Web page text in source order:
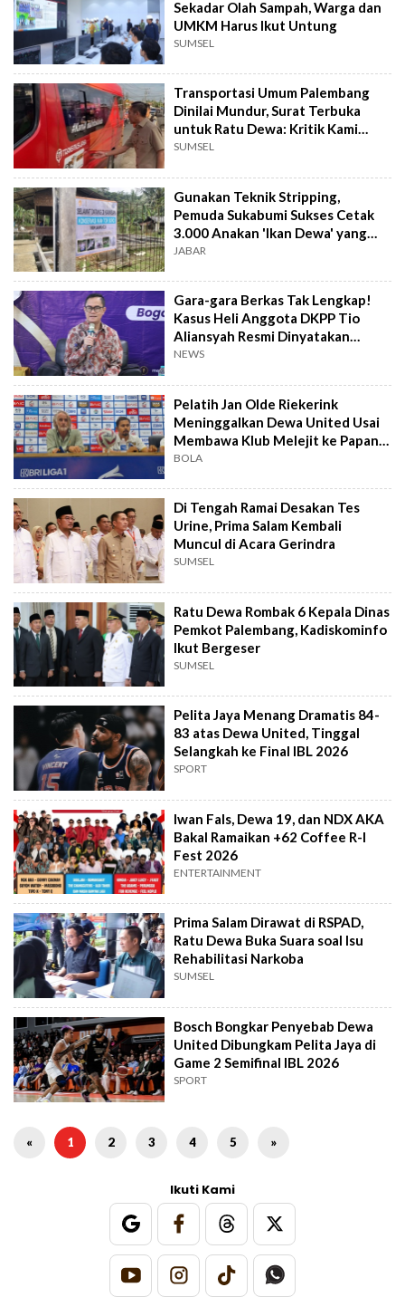
Sekadar Olah Sampah, Warga dan
UMKM Harus Ikut Untung
SUMSEL
Transportasi Umum Palembang
Dinilai Mundur, Surat Terbuka
untuk Ratu Dewa: Kritik Kami
Dibungkam
SUMSEL
Gunakan Teknik Stripping,
Pemuda Sukabumi Sukses Cetak
3.000 Anakan 'Ikan Dewa' yang
Langka
JABAR
Gara-gara Berkas Tak Lengkap!
Kasus Heli Anggota DKPP Tio
Aliansyah Resmi Dinyatakan
Gugur
NEWS
Pelatih Jan Olde Riekerink
Meninggalkan Dewa United Usai
Membawa Klub Melejit ke Papan
Atas
BOLA
Di Tengah Ramai Desakan Tes
Urine, Prima Salam Kembali
Muncul di Acara Gerindra
SUMSEL
Ratu Dewa Rombak 6 Kepala Dinas
Pemkot Palembang, Kadiskominfo
Ikut Bergeser
SUMSEL
Pelita Jaya Menang Dramatis 84-
83 atas Dewa United, Tinggal
Selangkah ke Final IBL 2026
SPORT
Iwan Fals, Dewa 19, dan NDX AKA
Bakal Ramaikan +62 Coffee R-I
Fest 2026
ENTERTAINMENT
Prima Salam Dirawat di RSPAD,
Ratu Dewa Buka Suara soal Isu
Rehabilitasi Narkoba
SUMSEL
Bosch Bongkar Penyebab Dewa
United Dibungkam Pelita Jaya di
Game 2 Semifinal IBL 2026
SPORT
« 1 2 3 4 5 »
Ikuti Kami